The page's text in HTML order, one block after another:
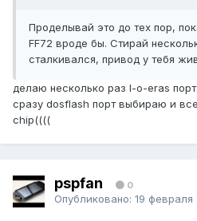
Проделывай это до тех пор,
FF72 вроде бы. Стирай
сталкивался, привод у тебя
делаю несколько раз l-o-eras
сразу dosflash порт выбираю и
chip((((
pspfan 0
Опубликовано: 19 февраля